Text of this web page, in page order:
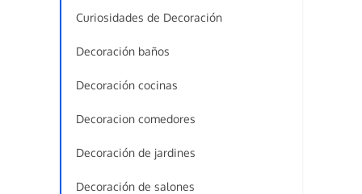
Curiosidades de Decoración
Decoración baños
Decoración cocinas
Decoracion comedores
Decoración de jardines
Decoración de salones